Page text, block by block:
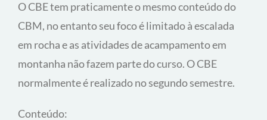
Curso Básico de Escalada